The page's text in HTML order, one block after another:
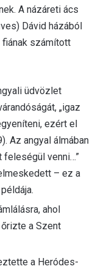
A názáreti ács
Dávid házából
számított
üdvözlet
„igaz
ezért el
Az angyal álmában
feleségül venni…”
– ez a
ahol
a Szent
a Heródes-